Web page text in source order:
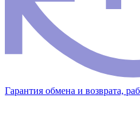
Гарантия обмена и возврата,